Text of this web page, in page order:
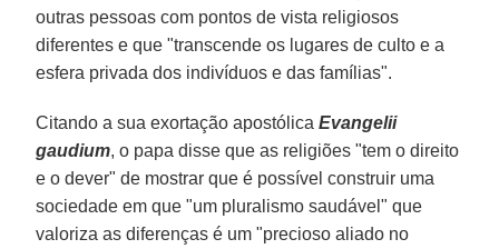
outras pessoas com pontos de vista religiosos
diferentes e que "transcende os lugares de culto e a
esfera privada dos indivíduos e das famílias".
Citando a sua exortação apostólicaEvangelii
gaudium, o papa disse que as religiões "tem o direito
e o dever" de mostrar que é possível construir uma
sociedade em que "um pluralismo saudável" que
valoriza as diferenças é um "precioso aliado no